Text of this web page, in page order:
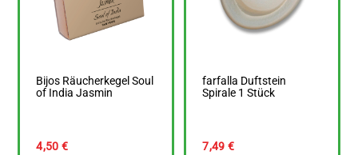
Bijos Räucherkegel Soul
of India Jasmin
4,50 €
farfalla Duftstein
Spirale 1 Stück
7,49 €